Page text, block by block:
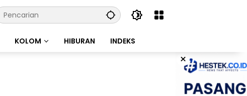
KOLOM HIBURAN INDEKS
×